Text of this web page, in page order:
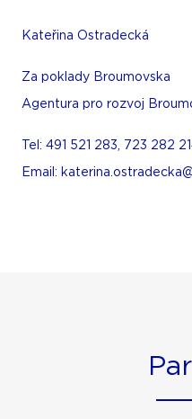
Kateřina Ostradecká
Za poklady Broumovska
Agentura pro rozvoj
Tel: 491 521 283, 723 282
Email: